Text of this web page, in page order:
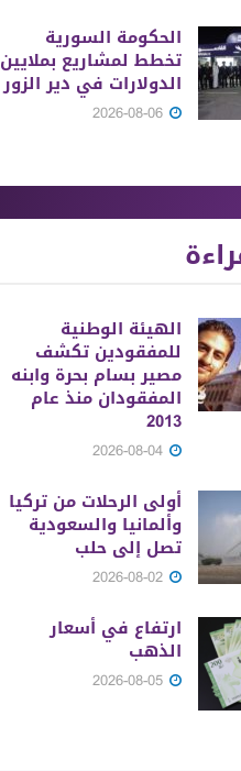
الحكومة السورية
تخطط لمشاريع بملايين
الدولارات في دير الزور
الهيئة الوطنية
للمفقودين تكشف
مصير بسام بحرة وابنه
المفقودان منذ عام
2013
أولى الرحلات من ‏تركيا
وألمانيا والسعودية
تصل إلى حلب
ارتفاع في أسعار
الذهب